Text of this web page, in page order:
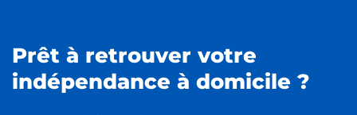
Prêt à retrouver votre
indépendance à domicile ?